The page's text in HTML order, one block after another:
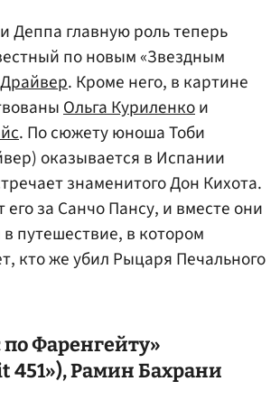
Деппа главную роль теперь
по новым «Звездным
. Кроме него, в картине
Ольга Куриленкои
. По сюжету юноша Тоби
оказывается в Испании
знаменитого Дон Кихота.
за Санчо Пансу, и вместе они
путешествие, в котором
кто же убил Рыцаря Печального
по Фаренгейту»
451»),Рамин Бахрани